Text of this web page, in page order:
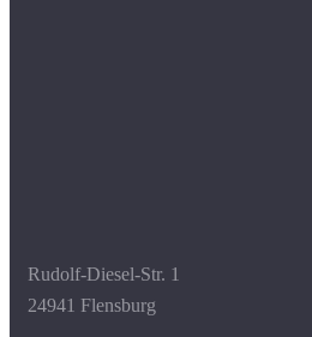
Rudolf-Diesel-Str. 1
24941 Flensburg